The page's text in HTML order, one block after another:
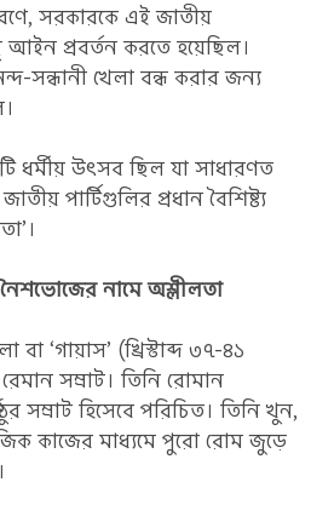
সরকারকে এই জাতীয়
প্রবর্তন করতে হয়েছিল।
সন্ধানী খেলা বন্ধ করার জন্য
ধর্মীয় উৎসব ছিল যা সাধারণত
পার্টিগুলির প্রধান বৈশিষ্ট্য
নামে অশ্লীলতা
বা ‘গায়াস’ (খ্রিস্টাব্দ ৩৭-৪১
রেমান সম্রাট। তিনি রোমান
সম্রাট হিসেবে পরিচিত। তিনি খুন,
কাজের মাধ্যমে পুরো রোম জুড়ে